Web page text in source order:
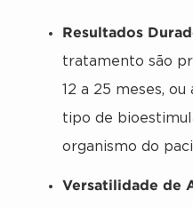
Resultados
tratamento são
12 a 25 meses,
tipo de
organismo do
Versatilidade de